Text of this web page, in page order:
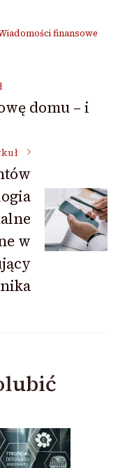
finansowe
domu – i
w